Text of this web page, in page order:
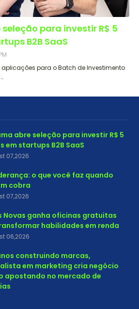
para investir R$ 5
B2B SaaS
aplicações para o Batch de Investimento
abre seleção para investir R$ 5
em startups B2B SaaS
07,2026
o que você faz quando
cobra
07,2026
Novas ganha oficinas gratuitas
habilidades em renda
06,2026
construindo marcas,
em marketing cria negócio
apostando no mercado de